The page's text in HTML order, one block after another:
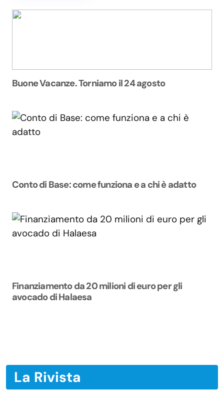
Buone Vacanze. Torniamo il 24 agosto
Conto di Base: come funziona e a chi è adatto
Finanziamento da 20 milioni di euro per gli
avocado di Halaesa
La Rivista